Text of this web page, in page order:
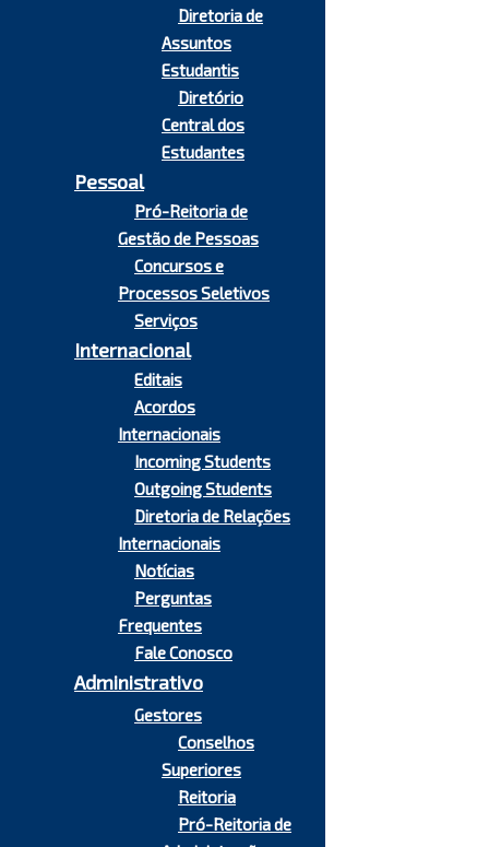
Diretoria de
Assuntos
Estudantis
Diretório
Central dos
Estudantes
Pessoal
Pró-Reitoria de
Gestão de Pessoas
Concursos e
Processos Seletivos
Serviços
Internacional
Editais
Acordos
Internacionais
Incoming Students
Outgoing Students
Diretoria de Relações
Internacionais
Notícias
Perguntas
Frequentes
Fale Conosco
Administrativo
Gestores
Conselhos
Superiores
Reitoria
Pró-Reitoria de